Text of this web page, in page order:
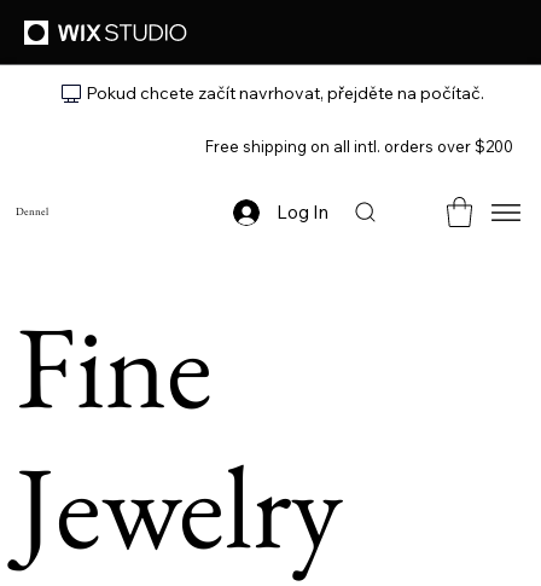
Pokud chcete začít navrhovat, přejděte na počítač.